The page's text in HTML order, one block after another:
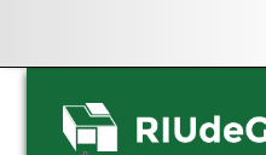
Skip
navigation